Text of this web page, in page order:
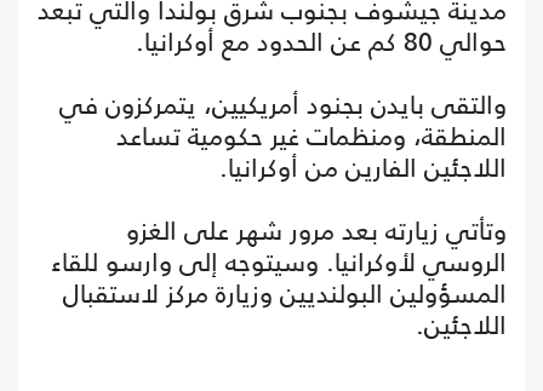
مدينة جيشوف بجنوب شرق بولندا والتي تبعد
حوالي 80 كم عن الحدود مع أوكرانيا.
والتقى بايدن بجنود أمريكيين، يتمركزون في
المنطقة، ومنظمات غير حكومية تساعد
اللاجئين الفارين من أوكرانيا.
وتأتي زيارته بعد مرور شهر على الغزو
الروسي لأوكرانيا. وسيتوجه إلى وارسو للقاء
المسؤولين البولنديين وزيارة مركز لاستقبال
اللاجئين.